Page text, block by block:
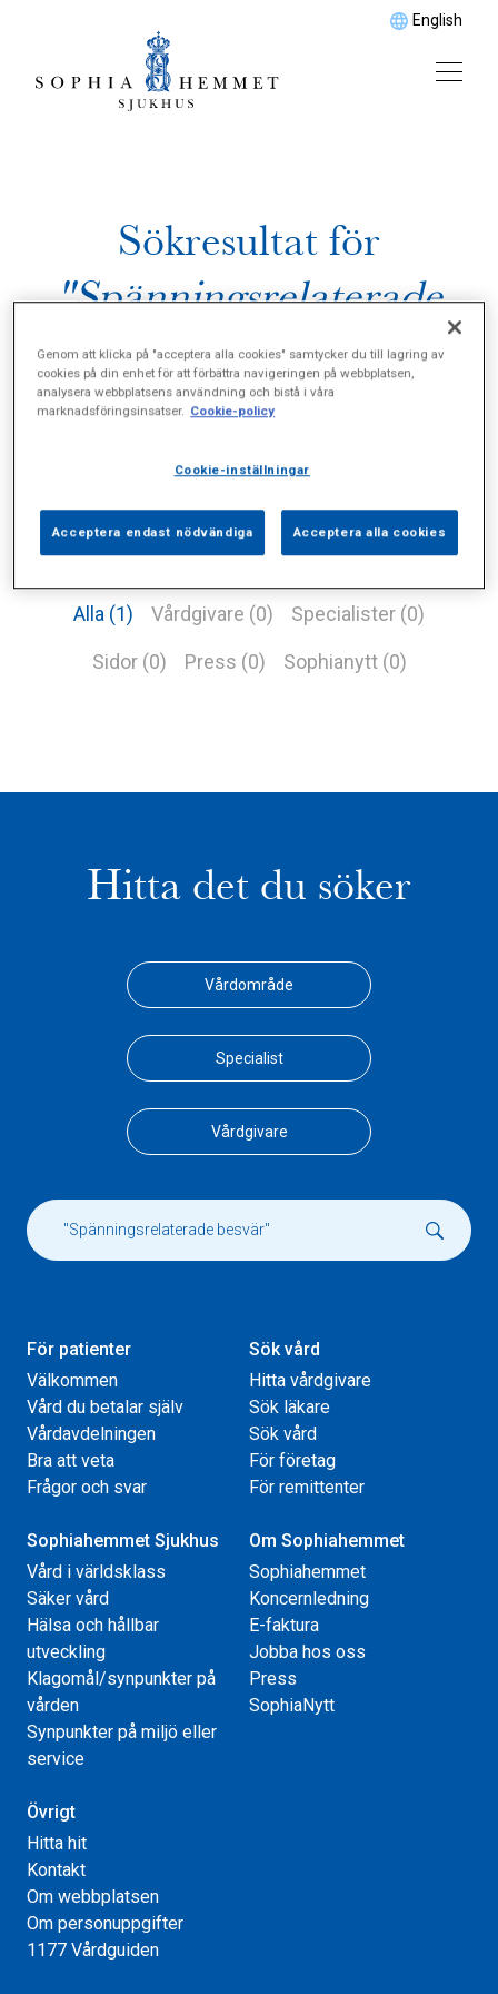
English
Sökresultat för
"Spänningsrelaterade
besvär"
Alla (1) Vårdgivare (0) Specialister (0)
Sidor (0) Press (0) Sophianytt (0)
Hitta det du söker
Vårdområde
Specialist
Vårdgivare
För patienter
Välkommen
Vård du betalar själv
Vårdavdelningen
Bra att veta
Frågor och svar
Sök vård
Hitta vårdgivare
Sök läkare
Sök vård
För företag
För remittenter
Sophiahemmet Sjukhus
Vård i världsklass
Säker vård
Hälsa och hållbar
utveckling
Klagomål/synpunkter på
vården
Synpunkter på miljö eller
service
Om Sophiahemmet
Sophiahemmet
Koncernledning
E-faktura
Jobba hos oss
Press
SophiaNytt
Övrigt
Hitta hit
Kontakt
Om webbplatsen
Om personuppgifter
1177 Vårdguiden
Genom att klicka på "acceptera alla cookies" samtycker du till lagring av
cookies på din enhet för att förbättra navigeringen på webbplatsen,
analysera webbplatsens användning och bistå i våra
marknadsföringsinsatser. Cookie-policy
Cookie-inställningar
Acceptera endast nödvändiga Acceptera alla cookies